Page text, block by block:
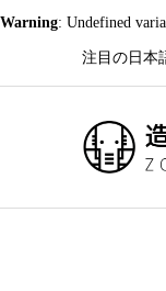
Warning: Undefined
注目の日本